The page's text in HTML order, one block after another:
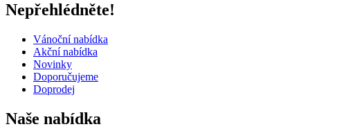
Nepřehlédněte!
Vánoční nabídka
Akční nabídka
Novinky
Doporučujeme
Doprodej
Naše nabídka